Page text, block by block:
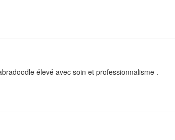
élevé avec soin et professionnalisme .